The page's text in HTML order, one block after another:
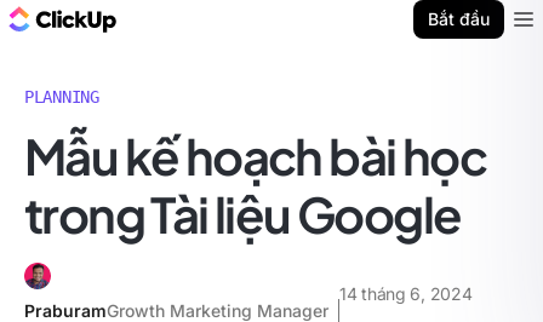
Bắt đầu
PLANNING
Mẫu kế hoạch bài học
trong Tài liệu Google
PraburamGrowth Marketing Manager
14 tháng 6, 2024